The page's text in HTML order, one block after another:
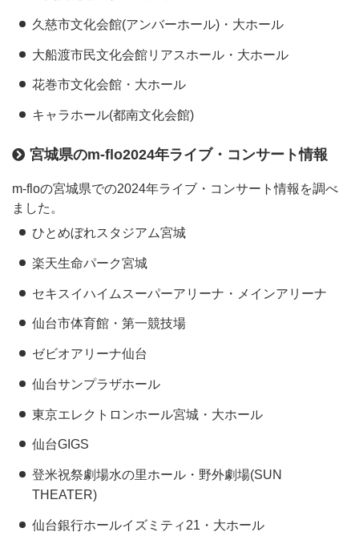
久慈市文化会館(アンバーホール)・大ホール
大船渡市民文化会館リアスホール・大ホール
花巻市文化会館・大ホール
キャラホール(都南文化会館)
宮城県のm-flo2024年ライブ・コンサート情報
m-floの宮城県での2024年ライブ・コンサート情報を調べ
ました。
ひとめぼれスタジアム宮城
楽天生命パーク宮城
セキスイハイムスーパーアリーナ・メインアリーナ
仙台市体育館・第一競技場
ゼビオアリーナ仙台
仙台サンプラザホール
東京エレクトロンホール宮城・大ホール
仙台GIGS
登米祝祭劇場水の里ホール・野外劇場(SUN
THEATER)
仙台銀行ホールイズミティ21・大ホール